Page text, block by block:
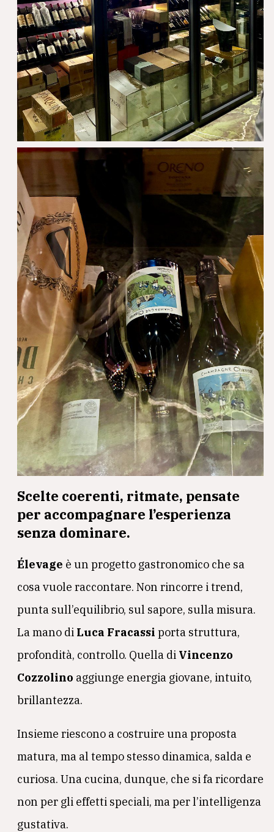
Scelte coerenti, ritmate, pensate
per accompagnare l’esperienza
senza dominare.
Élevage è un progetto gastronomico che sa
cosa vuole raccontare. Non rincorre i trend,
punta sull’equilibrio, sul sapore, sulla misura.
La mano di Luca Fracassi porta struttura,
profondità, controllo. Quella di Vincenzo
Cozzolino aggiunge energia giovane, intuito,
brillantezza.
Insieme riescono a costruire una proposta
matura, ma al tempo stesso dinamica, salda e
curiosa. Una cucina, dunque, che si fa ricordare
non per gli effetti speciali, ma per l’intelligenza
gustativa.